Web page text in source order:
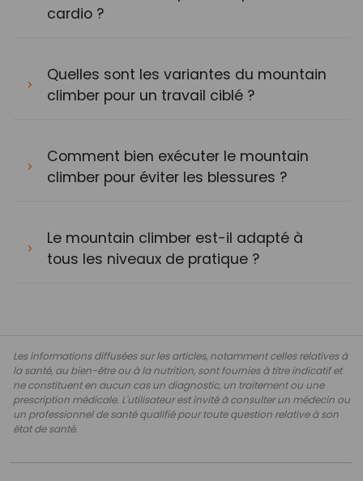
cardio ?
Quelles sont les variantes du mountain
climber pour un travail ciblé ?
Comment bien exécuter le mountain
climber pour éviter les blessures ?
Le mountain climber est-il adapté à
tous les niveaux de pratique ?
Les informations diffusées sur les articles, notamment celles relatives à
la santé, au bien-être ou à la nutrition, sont fournies à titre indicatif et
ne constituent en aucun cas un diagnostic, un traitement ou une
prescription médicale. L'utilisateur est invité à consulter un médecin ou
un professionnel de santé qualifié pour toute question relative à son
état de santé.